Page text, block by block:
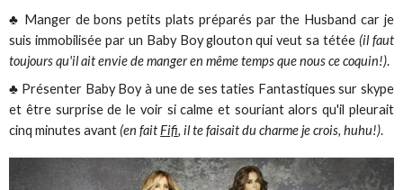
♣ Manger de bons petits plats préparés par the Husband car je
suis immobilisée par un Baby Boy glouton qui veut sa tétée (il faut
toujours qu'il ait envie de manger en même temps que nous ce coquin!).
♣ Présenter Baby Boy à une de ses taties Fantastiques sur skype
et être surprise de le voir si calme et souriant alors qu'il pleurait
cinq minutes avant (en faitFifi, il te faisait du charme je crois, huhu!).